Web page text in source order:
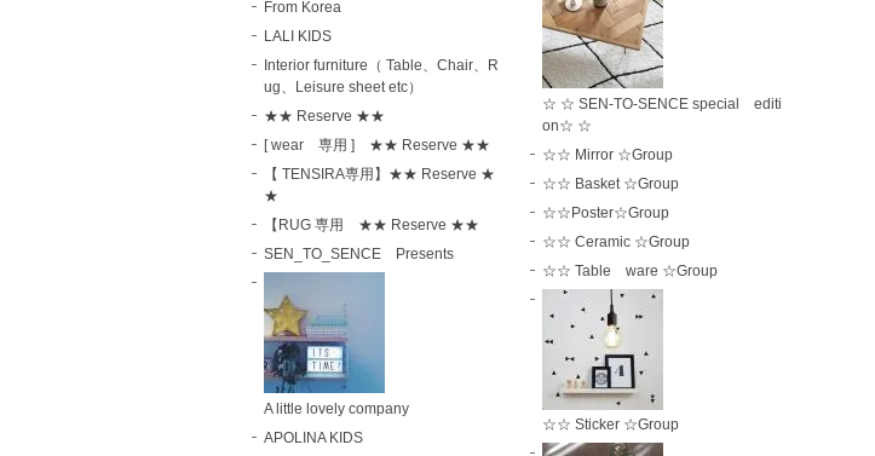
From Korea
LALI KIDS
Interior furniture（ Table、Chair、R
ug、Leisure sheet etc）
★★ Reserve ★★
[ wear 専用 ] ★★ Reserve ★★
【 TENSIRA専用】★★ Reserve ★
★
【RUG 専用 ★★ Reserve ★★
SEN_TO_SENCE Presents
A little lovely company
APOLINA KIDS
☆ ☆ SEN-TO-SENCE special editi
on☆ ☆
☆☆ Mirror ☆Group
☆☆ Basket ☆Group
☆☆Poster☆Group
☆☆ Ceramic ☆Group
☆☆ Table ware ☆Group
☆☆ Sticker ☆Group